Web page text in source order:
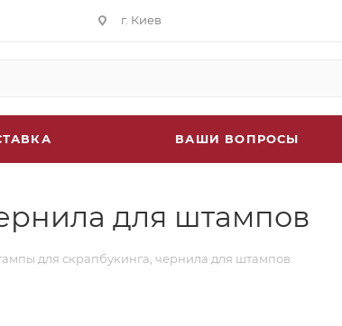
г. Киев
ВАШИ ВОПРОСЫ
для штампов
для скрапбукинга, чернила для штампов